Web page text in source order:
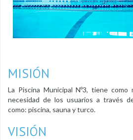
MISIÓN
La Piscina Municipal Nº3, tiene
necesidad de los usuarios a través
como: piscina, sauna y turco.
VISIÓN